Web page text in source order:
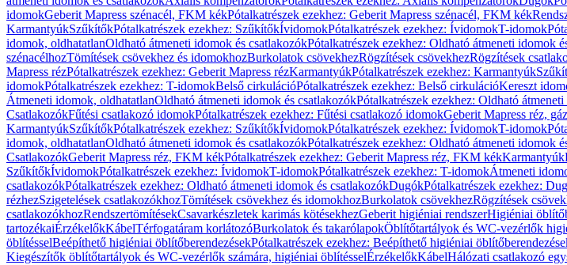
idomokGeberit Mapress szénacél, FKM kékPótalkatrészek ezekhez: Geberit Mapress szénacél, FKM kék
KarmantyúkSzűkítőkPótalkatrészek ezekhez: SzűkítőkÍvidomokPótalkatrészek ezekhez: ÍvidomokT-idomok
idomok, oldhatatlanOldható átmeneti idomok és csatlakozókPótalkatrészek ezekhez: Oldható átmeneti idomok
szénacélhozTömítések csövekhez és idomokhozBurkolatok csövekhezRögzítések csövekhezRögzítések
Mapress rézPótalkatrészek ezekhez: Geberit Mapress rézKarmantyúkPótalkatrészek ezekhez: Karmantyúk
idomokPótalkatrészek ezekhez: T-idomokBelső cirkulációPótalkatrészek ezekhez: Belső cirkulációKereszt
Átmeneti idomok, oldhatatlanOldható átmeneti idomok és csatlakozókPótalkatrészek ezekhez: Oldható
CsatlakozókFűtési csatlakozó idomokPótalkatrészek ezekhez: Fűtési csatlakozó idomokGeberit Mapress réz, gáz
KarmantyúkSzűkítőkPótalkatrészek ezekhez: SzűkítőkÍvidomokPótalkatrészek ezekhez: ÍvidomokT-idomok
idomok, oldhatatlanOldható átmeneti idomok és csatlakozókPótalkatrészek ezekhez: Oldható átmeneti idomok
CsatlakozókGeberit Mapress réz, FKM kékPótalkatrészek ezekhez: Geberit Mapress réz, FKM kékKarmantyúk
SzűkítőkÍvidomokPótalkatrészek ezekhez: ÍvidomokT-idomokPótalkatrészek ezekhez: T-idomokÁtmeneti
csatlakozókPótalkatrészek ezekhez: Oldható átmeneti idomok és csatlakozókDugókPótalkatrészek ezekhez:
rézhezSzigetelések csatlakozókhozTömítések csövekhez és idomokhozBurkolatok csövekhezRögzítések
csatlakozókhozRendszertömítésekCsavarkészletek karimás kötésekhezGeberit higiéniai rendszerHigiéniai
tartozékaiÉrzékelőkKábelTérfogatáram korlátozóBurkolatok és takarólapokÖblítőtartályok és WC-vezérlők
öblítésselBeépíthető higiéniai öblítőberendezésekPótalkatrészek ezekhez: Beépíthető higiéniai
Kiegészítők öblítőtartályok és WC-vezérlők számára, higiéniai öblítésselÉrzékelőkKábelHálózati csatlakozó